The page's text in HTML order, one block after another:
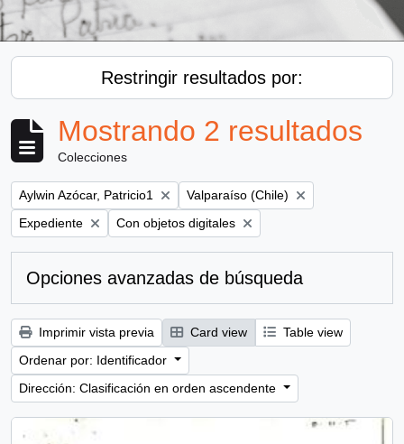
Restringir resultados por:
Mostrando 2 resultados
Colecciones
Remove filter:
Aylwin Azócar, Patricio1 Remove filter:
Valparaíso (Chile)
Remove filter:
Expediente Remove filter:
Con objetos digitales
Opciones avanzadas de búsqueda
Imprimir vista previa Card view
Table view
Ordenar por: Identificador
Dirección: Clasificación en orden ascendente